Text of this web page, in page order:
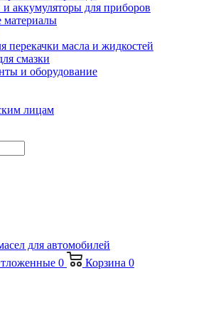
и аккумуляторы для приборов
перекачки масла и жидкостей
смазки
и оборудование
лицам
0 Корзина 0